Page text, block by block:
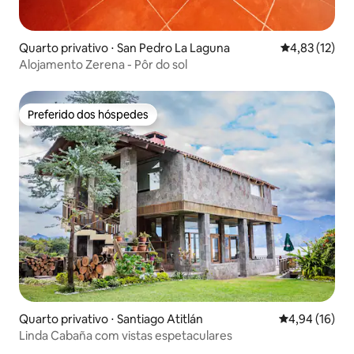
Quarto privativo ⋅ San Pedro La Laguna 4,83 de uma
4,83 (12)
Alojamento Zerena - Pôr do sol
Preferido dos hóspedes
Preferido dos hóspedes
Quarto privativo ⋅ Santiago Atitlán 4,94 de uma
4,94 (16)
Linda Cabaña com vistas espetaculares